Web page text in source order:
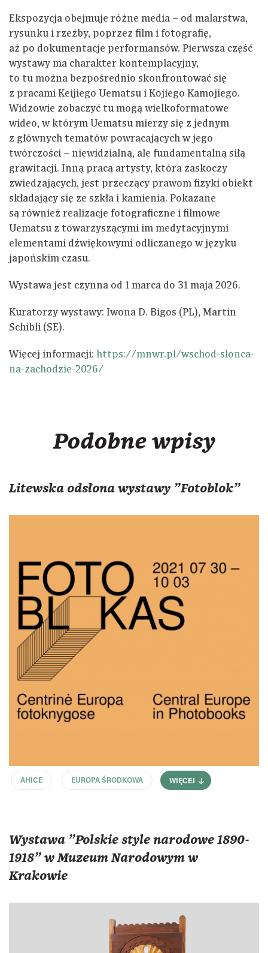
Ekspozycja obejmuje różne media – od malarstwa,
rysunku i rzeźby, poprzez film i fotografię,
aż po dokumentacje performansów. Pierwsza część
wystawy ma charakter kontemplacyjny,
to tu można bezpośrednio skonfrontować się
z pracami Keijiego Uematsu i Kojiego Kamojiego.
Widzowie zobaczyć tu mogą wielkoformatowe
wideo, w którym Uematsu mierzy się z jednym
z głównych tematów powracających w jego
twórczości – niewidzialną, ale fundamentalną siłą
grawitacji. Inną pracą artysty, która zaskoczy
zwiedzających, jest przeczący prawom fizyki obiekt
składający się ze szkła i kamienia. Pokazane
są również realizacje fotograficzne i filmowe
Uematsu z towarzyszącymi im medytacyjnymi
elementami dźwiękowymi odliczanego w języku
japońskim czasu.
Wystawa jest czynna od 1 marca do 31 maja 2026.
Kuratorzy wystawy: Iwona D. Bigos (PL), Martin
Schibli (SE).
Więcej informacji: https://mnwr.pl/wschod-slonca-
na-zachodzie-2026/
Podobne wpisy
Litewska odsłona wystawy "Fotoblok"
AHICE EUROPA ŚRODKOWA WIĘCEJ
Wystawa "Polskie style narodowe 1890-
1918" w Muzeum Narodowym w
Krakowie